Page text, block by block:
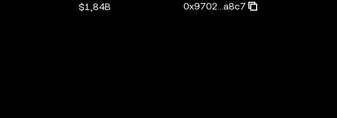
$1,84B 0x9702...a8c7